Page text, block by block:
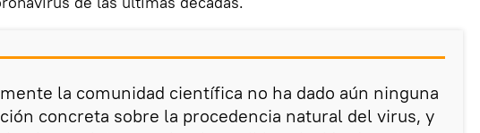
la comunidad científica no ha dado aún ninguna
concreta sobre la procedencia natural del virus, y